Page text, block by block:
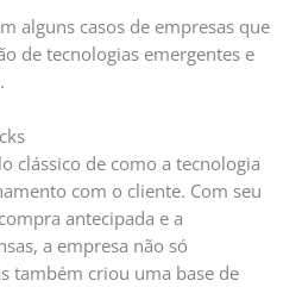
alguns casos de empresas que
de tecnologias emergentes e
clássico de como a tecnologia
com o cliente. Com seu
antecipada e a
a empresa não só
também criou uma base de